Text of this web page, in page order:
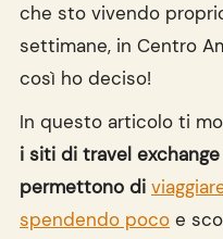
che sto vivendo
settimane, in Centro
così ho deciso!
In questo articolo ti
i siti di travel
permettono di
spendendo poco e